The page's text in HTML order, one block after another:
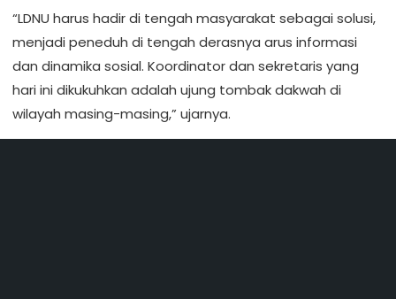
“LDNU harus hadir di tengah masyarakat sebagai solusi,
menjadi peneduh di tengah derasnya arus informasi
dan dinamika sosial. Koordinator dan sekretaris yang
hari ini dikukuhkan adalah ujung tombak dakwah di
wilayah masing-masing,” ujarnya.